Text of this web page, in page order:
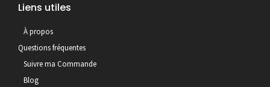
Liens utiles
À propos
Questions fréquentes
Suivre ma Commande
Blog